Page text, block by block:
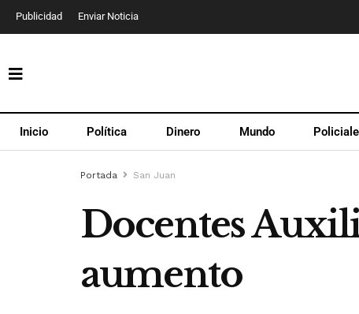
Publicidad Enviar Noticia
Inicio Política Dinero Mundo
Portada San Juan
Docentes
aumento